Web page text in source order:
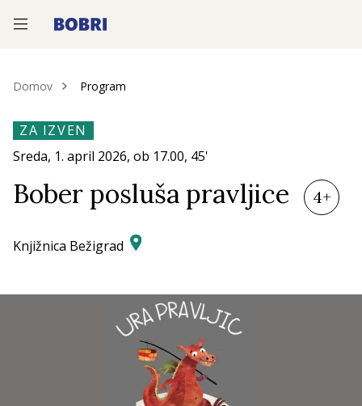
—
—
—
Domov Program
ZA IZVEN
Sreda, 1. april 2026, ob 17.00, 45'
Bober posluša pravljice 4+
Knjižnica Bežigrad